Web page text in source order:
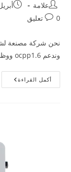
علامة أبريل 10,
0 تعليق
وندعم ocpp1.6 ووظائف التطبيقات المنزلية الذكية.
أكمل القراءة